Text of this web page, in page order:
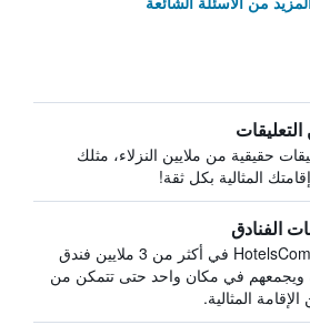
حقيقية من ملايين النزلاء، مثلك
المثالية بكل ثقة!
الفنادق
يبحث HotelsCombined في أكثر من 3 ملايين فندق
ويجمعهم في مكان واحد حتى تتمكن من
المثالية.